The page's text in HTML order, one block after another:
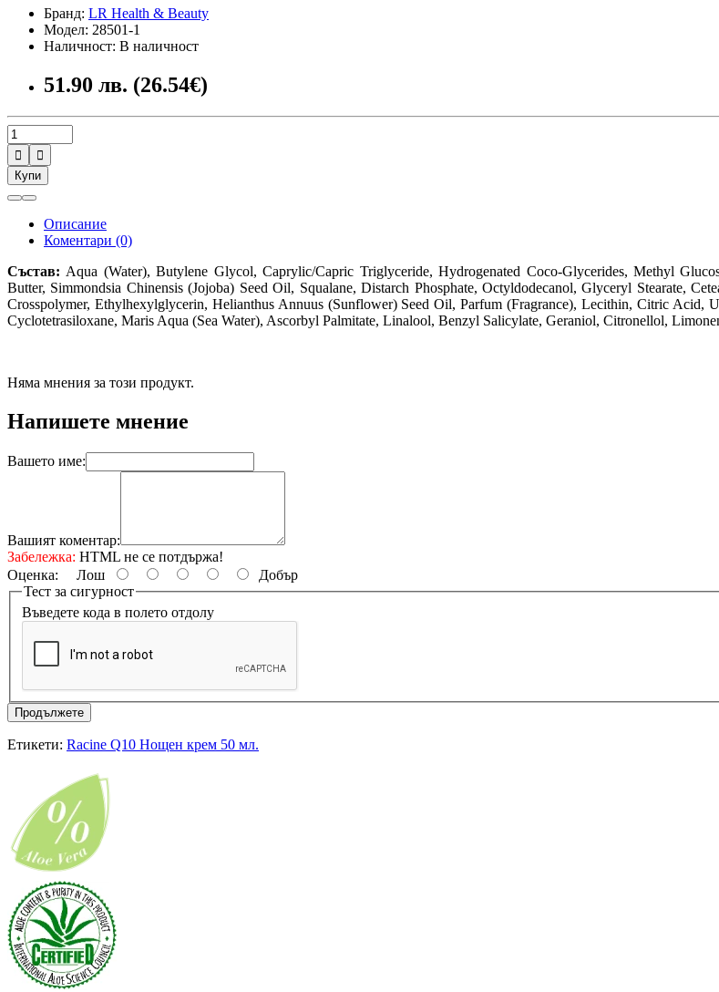
Бранд: LR Health & Beauty
Модел: 28501-1
Наличност: В наличност
51.90 лв. (26.54€)


Купи
Описание
Коментари (0)
Състав: Aqua (Water), Butylene Glycol, Caprylic/Capric Triglyceride, Hydrogenated Coco-Glycerides, Methyl
Butter, Simmondsia Chinensis (Jojoba) Seed Oil, Squalane, Distarch Phosphate, Octyldodecanol, Glyceryl Stearate,
Crosspolymer, Ethylhexylglycerin, Helianthus Annuus (Sunflower) Seed Oil, Parfum (Fragrance), Lecithin, Citric
Cyclotetrasiloxane, Maris Aqua (Sea Water), Ascorbyl Palmitate, Linalool, Benzyl Salicylate, Geraniol, Citronellol,
Няма мнения за този продукт.
Напишете мнение
Вашето име:
Вашият коментар:
Забележка: HTML не се потдържа!
Оценка: Лош
Добър
Тест за сигурност
Въведете кода в полето отдолу
Продължете
Етикети: Racine Q10 Нощен крем 50 мл.